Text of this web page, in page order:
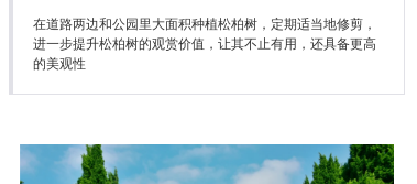
在道路两边和公园里大面积种植松柏树，定期适当地修剪，
进一步提升松柏树的观赏价值，让其不止有用，还具备更高
的美观性